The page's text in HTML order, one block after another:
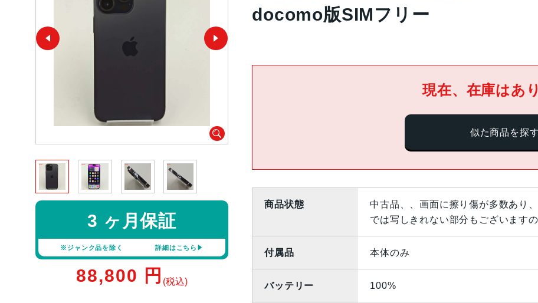
docomo版SIMフリー
3 ヶ月保証
※ジャンク品を除く 詳細はこちら
88,800 円 (税込)
現在、在庫はあ
似た商品を探す
商品状態
中古品、、画面に擦り傷が多数あり
では写しきれない部分もございます
付属品 本体のみ
バッテリー 100%